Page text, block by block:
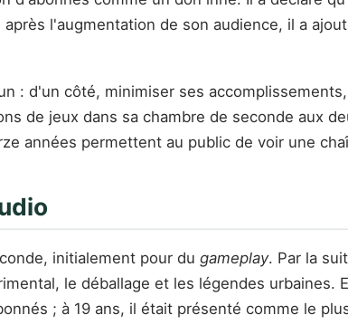
l'augmentation de son audience, il a
: d'un côté, minimiser ses
de jeux dans sa chambre de seconde aux
années permettent au public de voir une
initialement pour du gameplay. Par la
le déballage et les légendes urbaines.
; à 19 ans, il était présenté comme le